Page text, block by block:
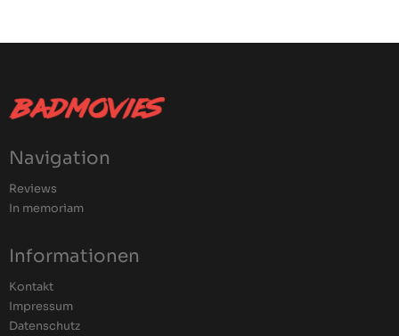
Navigation
Reviews
In memoriam
Informationen
Kontakt
Impressum
Datenschutz